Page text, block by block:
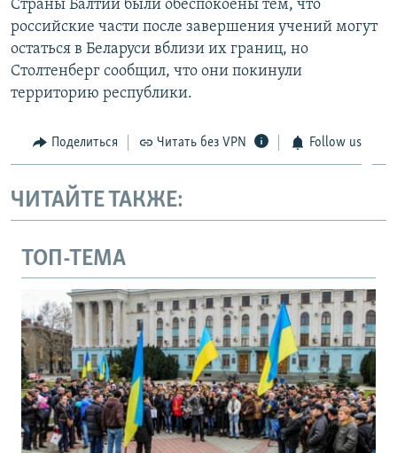
Страны Балтии были обеспокоены тем, что
российские части после завершения учений могут
остаться в Беларуси вблизи их границ, но
Столтенберг сообщил, что они покинули
территорию республики.
Поделиться Читать без VPN Follow us
ЧИТАЙТЕ ТАКЖЕ:
ТОП-ТЕМА